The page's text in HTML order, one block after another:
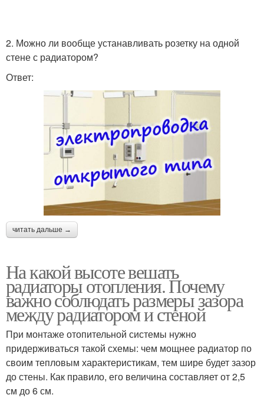
2. Можно ли вообще устанавливать розетку на одной
стене с радиатором?
Ответ:
читать дальше →
На какой высоте вешать
радиаторы отопления. Почему
важно соблюдать размеры зазора
между радиатором и стеной
При монтаже отопительной системы нужно
придерживаться такой схемы: чем мощнее радиатор по
своим тепловым характеристикам, тем шире будет зазор
до стены. Как правило, его величина составляет от 2,5
см до 6 см.